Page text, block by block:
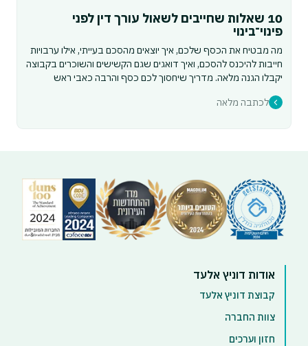
10 שאלות שחייבים לשאול עורך דין לפני
פינוי־בינוי
מה מבטיח את הכסף שלכם, איך יוצאים מהסכם בעייתי, אילו ערבויות
חייבות להיכנס להסכם, ואיך דואגים שגם הקשישים והשוכרים בקבוצה
יקבלו הגנה מלאה. מדריך שיחסוך לכם כסף והרבה כאבי ראש
לכתבה מלאה
אודות דוניץ אלעד
קבוצת דוניץ אלעד
צוות החברה
חזון וערכים